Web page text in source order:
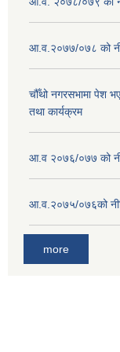
आ.व.२०७७/०७८ को
चौँथो नगरसभामा पेश
तथा कार्यक्रम
आ.व २०७६/०७७ को
आ.व.२०७५/०७६को
more